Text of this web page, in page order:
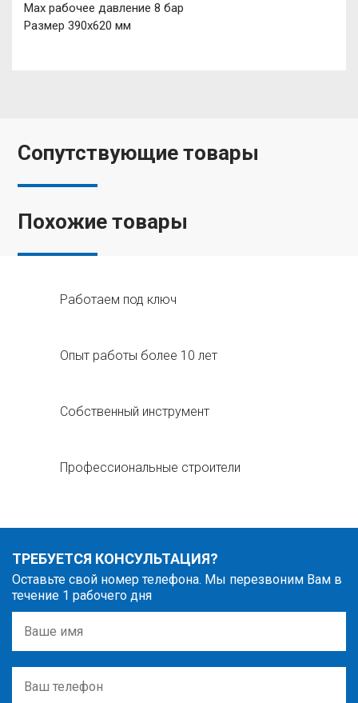
Max рабочее давление 8 бар
Размер 390х620 мм
Сопутствующие товары
Похожие товары
Работаем под ключ
Опыт работы более 10 лет
Собственный инструмент
Профессиональные строители
ТРЕБУЕТСЯ КОНСУЛЬТАЦИЯ?
Оставьте свой номер телефона. Мы перезвоним Вам в
течение 1 рабочего дня